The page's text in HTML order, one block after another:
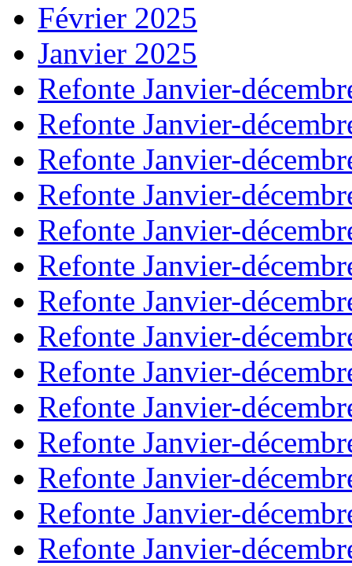
Février 2025
Janvier 2025
Refonte Janvier-
Refonte Janvier-
Refonte Janvier-
Refonte Janvier-
Refonte Janvier-
Refonte Janvier-
Refonte Janvier-
Refonte Janvier-
Refonte Janvier-
Refonte Janvier-
Refonte Janvier-
Refonte Janvier-
Refonte Janvier-
Refonte Janvier-